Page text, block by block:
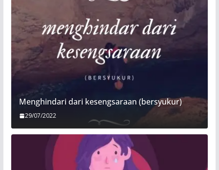
Menghindari dari kesengsaraan (bersyukur)
29/07/2022